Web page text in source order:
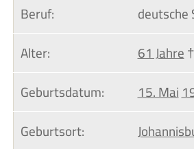
Beruf:
deutsche
Alter:
61 Jahre†
Geburtsdatum:
15. Mai
Geburtsort: